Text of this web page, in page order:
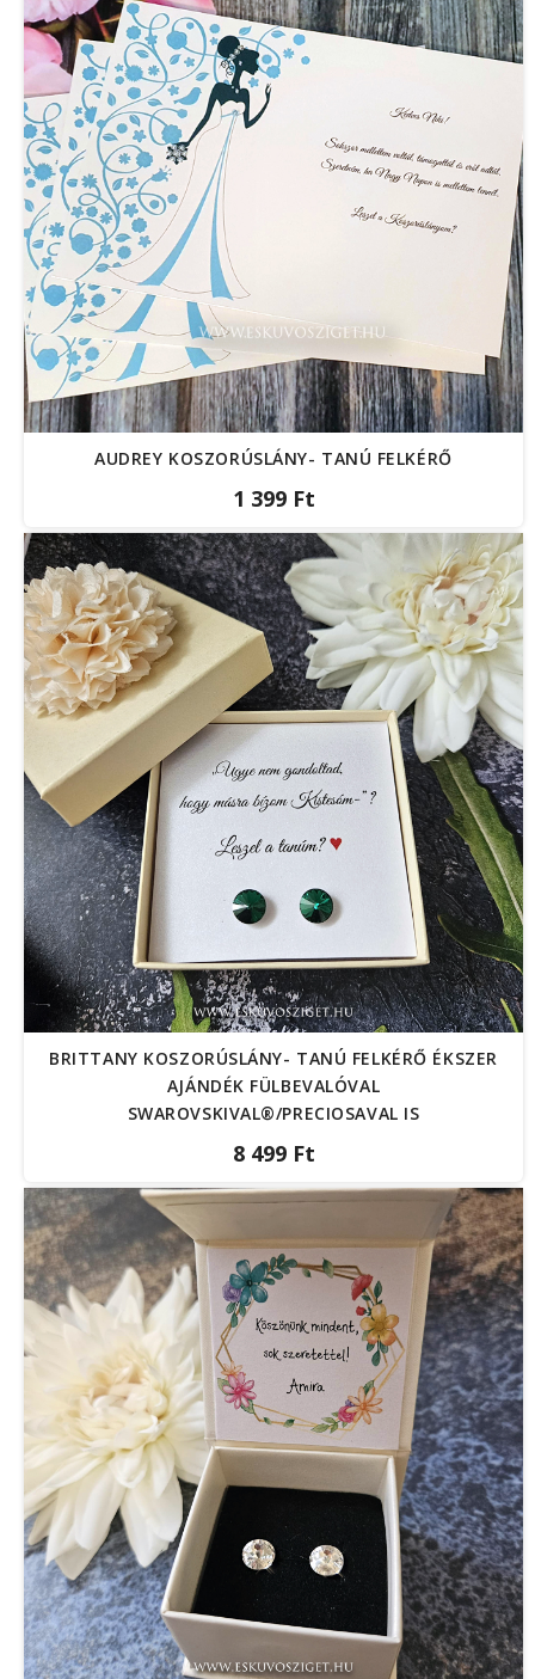
AUDREY KOSZORÚSLÁNY- TANÚ FELKÉRŐ
1 399 Ft
BRITTANY KOSZORÚSLÁNY- TANÚ FELKÉRŐ ÉKSZER
AJÁNDÉK FÜLBEVALÓVAL
SWAROVSKIVAL®/PRECIOSAVAL IS
8 499 Ft